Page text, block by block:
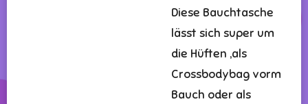
Diese Bauchtasche
lässt sich super um
die Hüften ,als
Crossbodybag vorm
Bauch oder als